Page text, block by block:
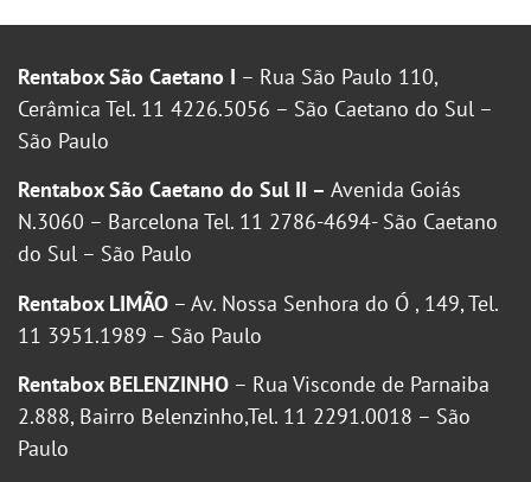
Rentabox São Caetano I – Rua São Paulo 110,
Cerâmica Tel. 11 4226.5056 – São Caetano do Sul –
São Paulo
Rentabox São Caetano do Sul II – Avenida Goiás
N.3060 – Barcelona Tel. 11 2786-4694- São Caetano
do Sul – São Paulo
Rentabox LIMÃO – Av. Nossa Senhora do Ó , 149, Tel.
11 3951.1989 – São Paulo
Rentabox BELENZINHO – Rua Visconde de Parnaiba
2.888, Bairro Belenzinho,Tel. 11 2291.0018 – São
Paulo